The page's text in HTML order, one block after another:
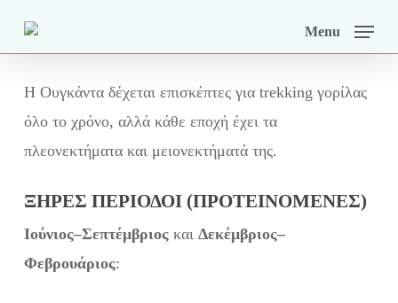
content
Menu
Η Ουγκάντα δέχεται επισκέπτες για trekking γορίλας
όλο το χρόνο, αλλά κάθε εποχή έχει τα
πλεονεκτήματα και μειονεκτήματά της.
ΞΗΡΈΣ ΠΕΡΊΟΔΟΙ (ΠΡΟΤΕΙΝΌΜΕΝΕΣ)
Ιούνιος–Σεπτέμβριοςκαι Δεκέμβριος–
Φεβρουάριος: